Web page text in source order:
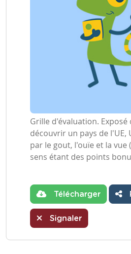
Grille d'évaluation. Exposé
découvrir un pays de l'UE,
par le gout, l'ouïe et la vue
sens étant des points
Télécharger
Signaler